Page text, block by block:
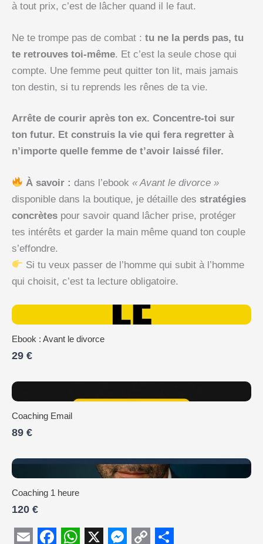
à tout prix, c’est de lâcher quand il le faut.
Ne te trompe pas de combat : tu ne la perds pas, tu
te retrouves toi-même. Et c’est la seule chose qui
compte. Une femme peut quitter ton lit, mais jamais
ton destin, si tu reprends les rênes de ta vie.
Arrête de courir après ton ex. Concentre-toi sur
ton futur. Et construis la vie qui fera regretter à
n’importe quelle femme de t’avoir laissé filer.
À savoir : dans l’ebook« Avant le divorce »
disponible dans la boutique, je détaille des stratégies
concrètes pour savoir quand lâcher prise, protéger
tes intérêts et garder la main même quand ton couple
s’effondre.
Si tu veux passer de l’homme qui subit à l’homme
qui choisit, c’est ta lecture obligatoire.
Ebook : Avant le divorce
29 €
Coaching Email
89 €
Coaching 1 heure
120 €